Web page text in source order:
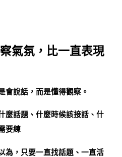
氣氛，比一直表現
會說話，而是懂得觀察。
麼話題、什麼時候該接話、什
要練
為，只要一直找話題、一直活